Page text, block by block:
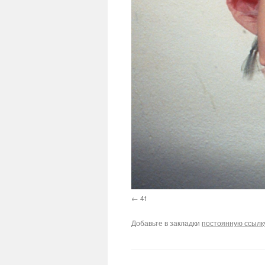
4f
Добавьте в закладки постоянную